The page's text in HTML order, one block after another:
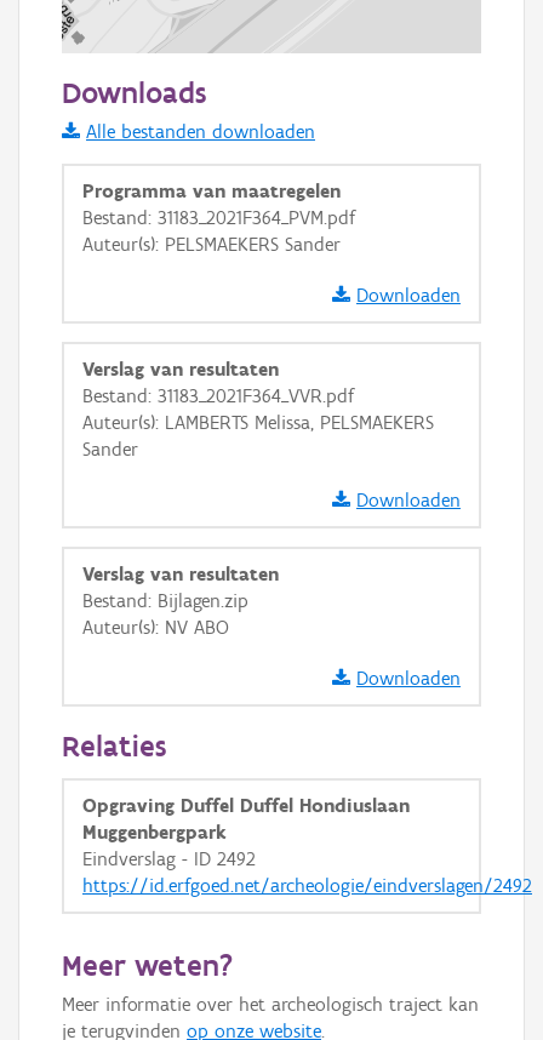
Informatie Vlaanderen
i
+ −
Basis Lagen
Ortho
GRB-Basiskaart in grijswaarden
Downloads
Alle bestanden downloaden
Programma van maatregelen
Bestand: 31183_2021F364_PVM.pdf
Auteur(s): PELSMAEKERS Sander
Downloaden
Verslag van resultaten
Bestand: 31183_2021F364_VVR.pdf
Auteur(s): LAMBERTS Melissa, PELSMAEKERS
Sander
Downloaden
Verslag van resultaten
Bestand: Bijlagen.zip
Auteur(s): NV ABO
Downloaden
Relaties
Opgraving Duffel Duffel Hondiuslaan
Muggenbergpark
Eindverslag - ID 2492
https://id.erfgoed.net/archeologie/eindverslagen/2492
Meer weten?
Meer informatie over het archeologisch traject kan
je terugvinden op onze website.